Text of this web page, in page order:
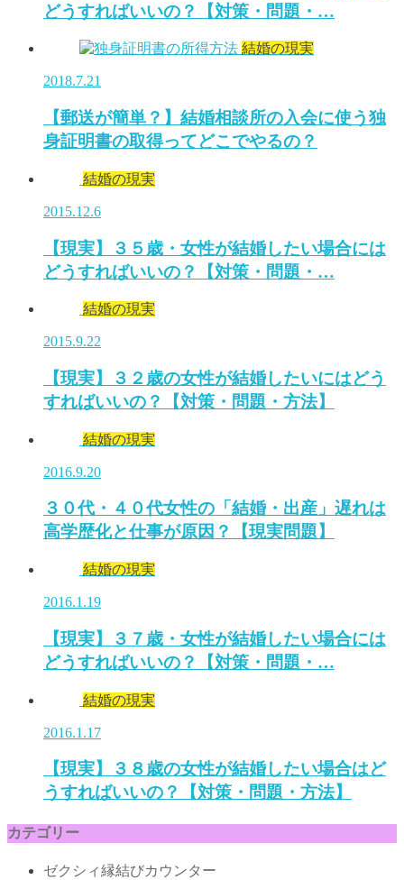
どうすればいいの？【対策・問題・…
結婚の現実
2018.7.21
【郵送が簡単？】結婚相談所の入会に使う独
身証明書の取得ってどこでやるの？
結婚の現実
2015.12.6
【現実】３５歳・女性が結婚したい場合には
どうすればいいの？【対策・問題・…
結婚の現実
2015.9.22
【現実】３２歳の女性が結婚したいにはどう
すればいいの？【対策・問題・方法】
結婚の現実
2016.9.20
３０代・４０代女性の「結婚・出産」遅れは
高学歴化と仕事が原因？【現実問題】
結婚の現実
2016.1.19
【現実】３７歳・女性が結婚したい場合には
どうすればいいの？【対策・問題・…
結婚の現実
2016.1.17
【現実】３８歳の女性が結婚したい場合はど
うすればいいの？【対策・問題・方法】
カテゴリー
ゼクシィ縁結びカウンター